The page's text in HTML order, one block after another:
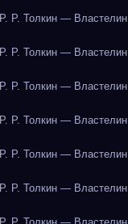
Р. Толкин — Властелин
Р. Толкин — Властелин
Р. Толкин — Властелин
Р. Толкин — Властелин
Р. Толкин — Властелин
Р. Толкин — Властелин